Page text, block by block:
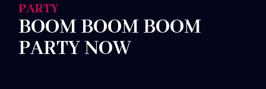
PARTY
BOOM BOOM BOOM
PARTY NOW